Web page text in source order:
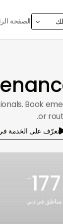
الصفحة
Book
or
تعرّف على الخدمة
177
+
مناطق في دبي